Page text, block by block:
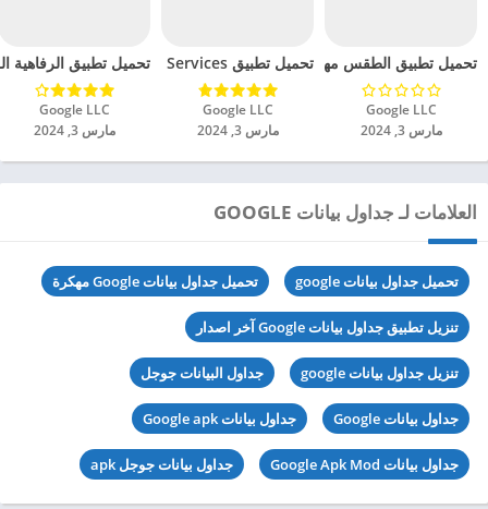
تحميل تطبيق الطقس مهكر للاندرويد 2024
Google LLC‏
مارس 3, 2024
تحميل تطبيق Health Services مهكر للاندرويد 2024
Google LLC‏
مارس 3, 2024
تحميل تطبيق الرفاهية
Google LLC‏
مارس 3, 2024
العلامات لـ جداول بيانات GOOGLE
تحميل جداول بيانات google تحميل جداول بيانات Google مهكرة
تنزيل تطبيق جداول بيانات Google آخر اصدار
تنزيل جداول بيانات google جداول البيانات جوجل
جداول بيانات Google جداول بيانات Google apk
جداول بيانات Google Apk Mod جداول بيانات جوجل apk